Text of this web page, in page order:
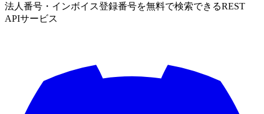
法人番号・インボイス登録番号を無料で検索できるREST
APIサービス